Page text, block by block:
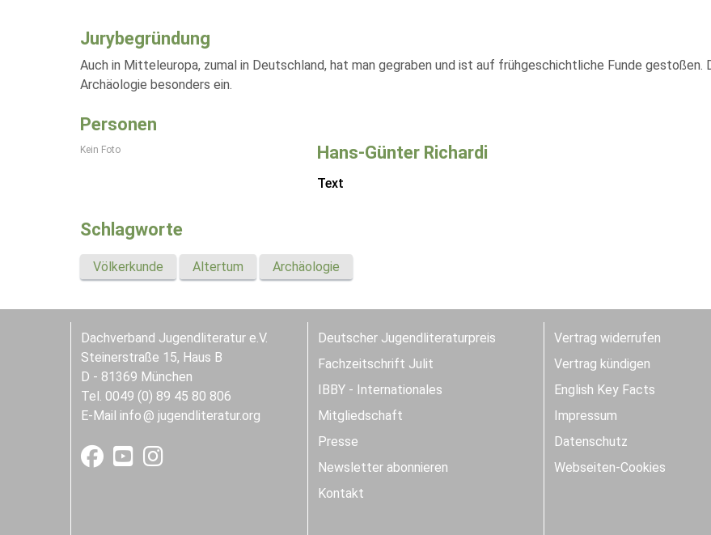
Jurybegründung
Auch in Mitteleuropa, zumal in Deutschland, hat man gegraben und ist auf frühgeschichtliche Funde
Archäologie besonders ein.
Personen
Kein Foto Hans-Günter Richardi
Text
Schlagworte
Völkerkunde Altertum Archäologie
Dachverband Jugendliteratur e.V.
Steinerstraße 15, Haus B
D - 81369 München
Tel. 0049 (0) 89 45 80 806
E-Mail info jugendliteratur.org
Deutscher Jugendliteraturpreis
Fachzeitschrift Julit
IBBY - Internationales
Mitgliedschaft
Presse
Newsletter abonnieren
Kontakt
Vertrag widerrufen
Vertrag kündigen
English Key Facts
Impressum
Datenschutz
Webseiten-Cookies